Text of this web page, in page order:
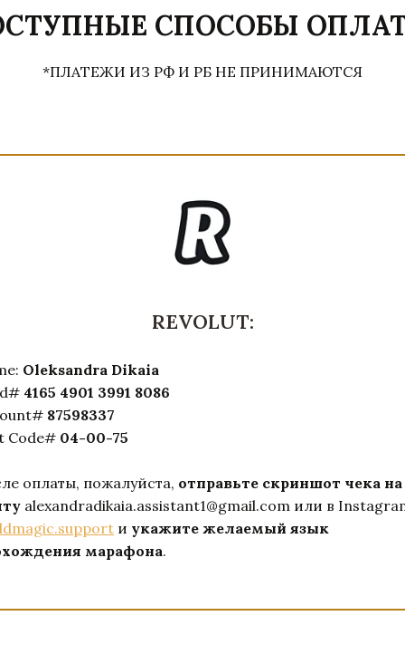
СПОСОБЫ
*ПЛАТЕЖИ ИЗ РФ И РБ НЕ ПРИНИМАЮТСЯ
REVOLUT:
Oleksandra Dikaia
4165 4901 3991 8086
87598337
Code# 04-00-75
оплаты, пожалуйста, отправьте скриншот чека на
alexandradikaia.assistant1@gmail.com или в
и укажите желаемый язык
марафона.